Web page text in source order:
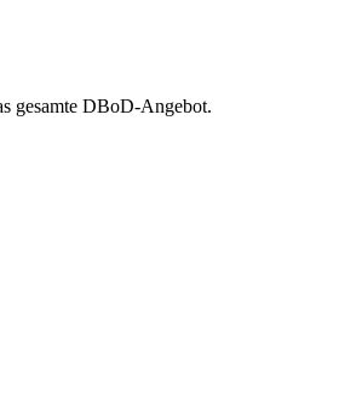
gesamte DBoD-Angebot.